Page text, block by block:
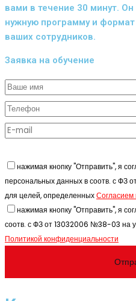
вами в течение 30 минут.
нужную программу и
ваших сотрудников.
Заявка на обучение
нажимая кнопку "Отправить", я
персональных данных в соотв. с ФЗ
для целей, определенныхСогласием
нажимая кнопку "Отправить", я
соотв. с ФЗ от 13032006 №38-03 на
Политикой конфиденциальности